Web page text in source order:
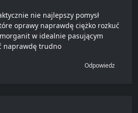
nie najlepszy pomysł
oprawy naprawdę ciężko rozkuć
w idealnie pasującym
naprawdę trudno
Odpowiedz